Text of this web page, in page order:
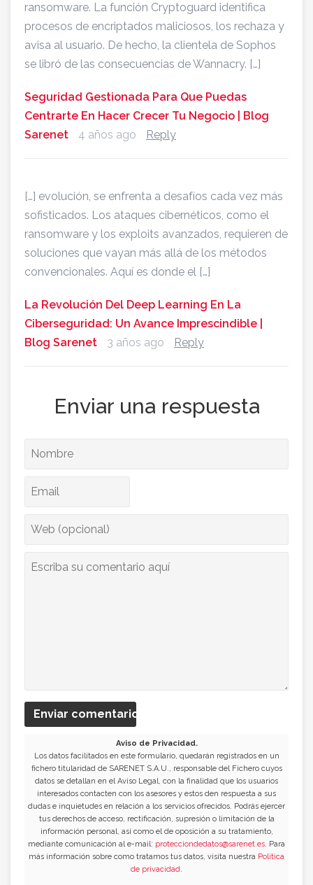
ransomware. La función Cryptoguard identifica
procesos de encriptados maliciosos, los rechaza y
avisa al usuario. De hecho, la clientela de Sophos
se libró de las consecuencias de Wannacry. […]
Seguridad Gestionada Para Que Puedas
Centrarte En Hacer Crecer Tu Negocio | Blog
Sarenet
4 años ago Reply
[…] evolución, se enfrenta a desafíos cada vez más
sofisticados. Los ataques cibernéticos, como el
ransomware y los exploits avanzados, requieren de
soluciones que vayan más allá de los métodos
convencionales. Aquí es donde el […]
La Revolución Del Deep Learning En La
Ciberseguridad: Un Avance Imprescindible |
Blog Sarenet
3 años ago Reply
Enviar una respuesta
Enviar comentario
Aviso de Privacidad.
Los datos facilitados en este formulario, quedarán registrados en un
fichero titularidad de SARENET S.A.U., responsable del Fichero cuyos
datos se detallan en el Aviso Legal, con la finalidad que los usuarios
interesados contacten con los asesores y estos den respuesta a sus
dudas e inquietudes en relación a los servicios ofrecidos. Podrás ejercer
tus derechos de acceso, rectificación, supresión o limitación de la
información personal, así como el de oposición a su tratamiento,
mediante comunicación al e-mail: protecciondedatos@sarenet.es. Para
más información sobre como tratamos tus datos, visita nuestra Política
de privacidad.